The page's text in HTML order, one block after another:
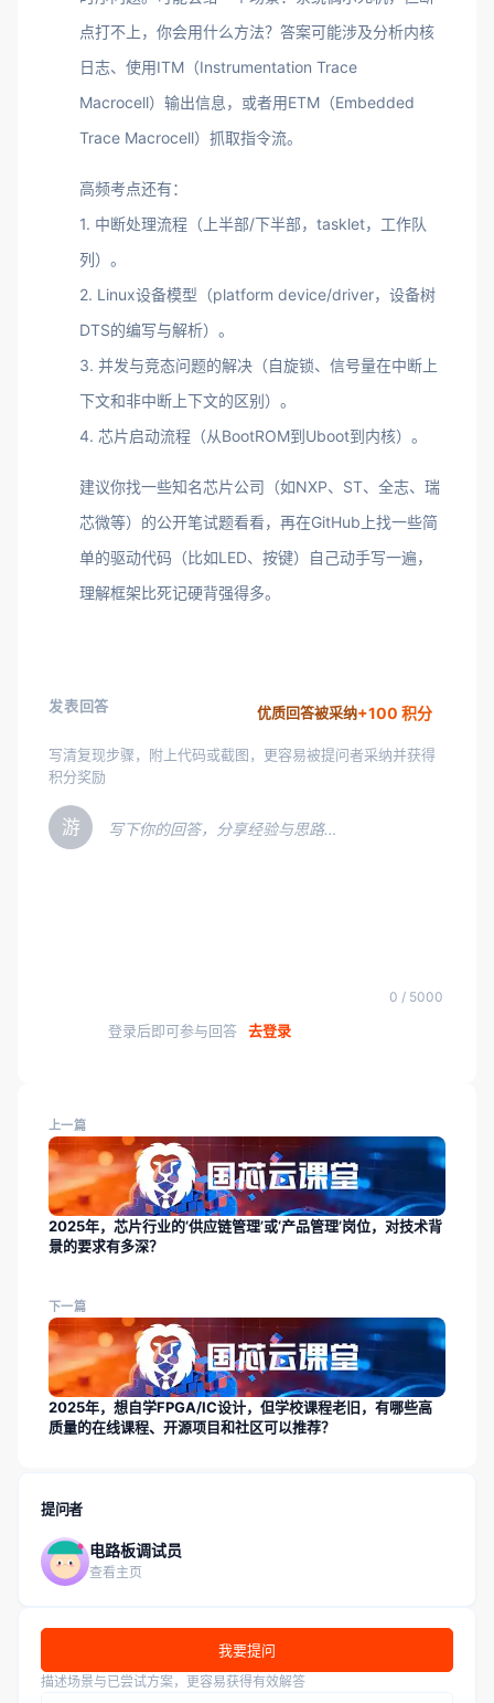
点打不上，你会用什么方法？答案可能涉及分析内核
日志、使用ITM（Instrumentation Trace
Macrocell）输出信息，或者用ETM（Embedded
Trace Macrocell）抓取指令流。
高频考点还有：
1. 中断处理流程（上半部/下半部，tasklet，工作队
列）。
2. Linux设备模型（platform device/driver，设备树
DTS的编写与解析）。
3. 并发与竞态问题的解决（自旋锁、信号量在中断上
下文和非中断上下文的区别）。
4. 芯片启动流程（从BootROM到Uboot到内核）。
建议你找一些知名芯片公司（如NXP、ST、全志、瑞
芯微等）的公开笔试题看看，再在GitHub上找一些简
单的驱动代码（比如LED、按键）自己动手写一遍，
理解框架比死记硬背强得多。
发表回答 优质回答被采纳+100 积分
写清复现步骤，附上代码或截图，更容易被提问者采纳并获得
积分奖励
游 写下你的回答，分享经验与思路…
0 / 5000
登录后即可参与回答 去登录
上一篇
2025年，芯片行业的‘供应链管理’或‘产品管理’岗位，对技术背
景的要求有多深？
下一篇
2025年，想自学FPGA/IC设计，但学校课程老旧，有哪些高
质量的在线课程、开源项目和社区可以推荐？
提问者
电路板调试员
查看主页
我要提问
描述场景与已尝试方案，更容易获得有效解答